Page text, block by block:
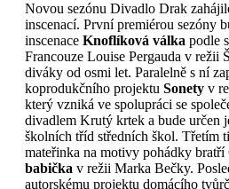
Novou sezónu Divadlo Drak
inscenací. První premiérou sezóny
inscenace Knoflíková válka podle
Francouze Louise Pergauda v režii
diváky od osmi let. Paralelně s ní
koprodukčního projektu Sonetyv
který vzniká ve spolupráci se
divadlem Krutý krtek a bude určen
školních tříd středních škol. Třetím
mateřinka na motivy pohádky bratří
babička v režii Marka Bečky.
autorskému projektu domácího